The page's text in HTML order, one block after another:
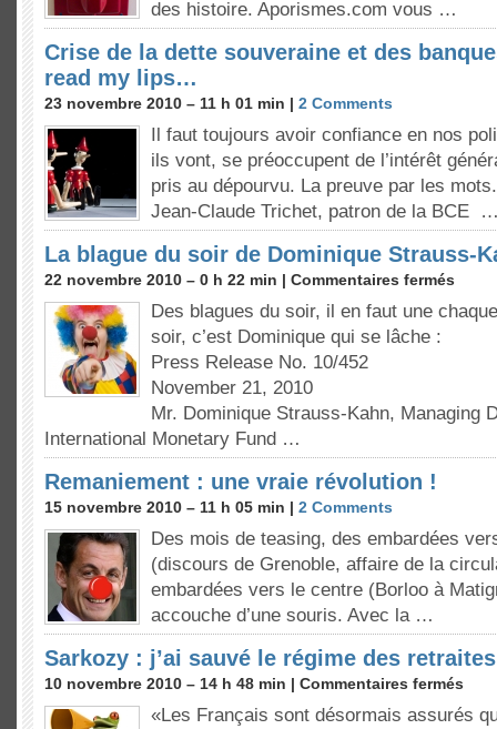
des histoire. Aporismes.com vous …
Crise de la dette souveraine et des
read my lips…
23 novembre 2010 – 11 h 01 min | 2 Comments
Il faut toujours avoir confiance en nos
ils vont, se préoccupent de l’intérêt
pris au dépourvu. La preuve par les mots.
Jean-Claude Trichet, patron de la BCE
La blague du soir de Dominique Strauss-
22 novembre 2010 – 0 h 22 min | Commentaires fermés
Des blagues du soir, il en faut une
soir, c’est Dominique qui se lâche :
Press Release No. 10/452
November 21, 2010
Mr. Dominique Strauss-Kahn, Managing
International Monetary Fund …
Remaniement : une vraie révolution !
15 novembre 2010 – 11 h 05 min | 2 Comments
Des mois de teasing, des embardées
(discours de Grenoble, affaire de la
embardées vers le centre (Borloo à
accouche d’une souris. Avec la …
Sarkozy : j’ai sauvé le régime des retraites
10 novembre 2010 – 14 h 48 min | Commentaires fermés
«Les Français sont désormais assurés